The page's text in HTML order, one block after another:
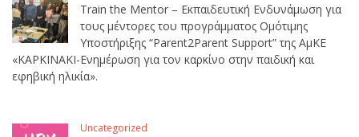
Train the Mentor – Εκπαιδευτική Ενδυνάμωση για
τους μέντορες του προγράμματος Ομότιμης
Υποστήριξης “Parent2Parent Support” της ΑμΚΕ
«ΚΑΡΚΙΝΑΚΙ-Ενημέρωση για τον καρκίνο στην παιδική και
εφηβική ηλικία».
Uncategorized